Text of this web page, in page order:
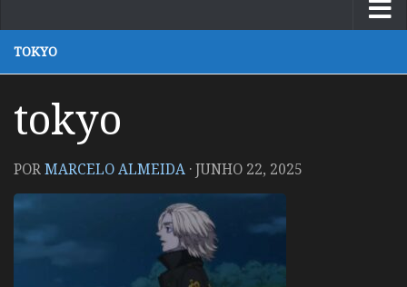
TOKYO
tokyo
PORMARCELO ALMEIDA ·JUNHO 22, 2025